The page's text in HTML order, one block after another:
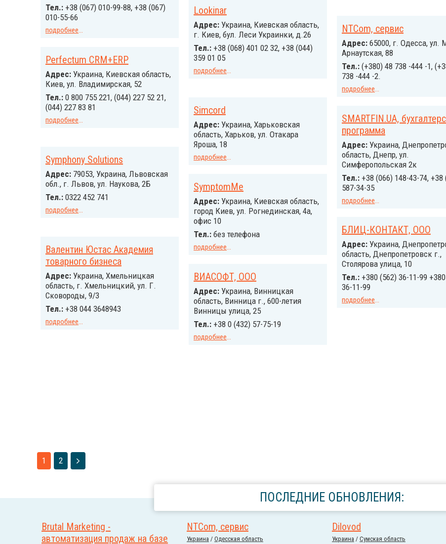
Тел.: +38 (067) 010-99-88, +38 (067)
010-55-66
подробнее...
Lookinar
Адрес: Украина, Киевская область,
г. Киев, бул. Леси Украинки, д.26
Тел.: +38 (068) 401 02 32, +38 (044)
359 01 05
подробнее...
NTCom, сервис
Адрес: 65000, г. Одесса, ул.
Арнаутская, 88
Тел.: (+380) 48 738 -444 -1,
738 -444 -2.
подробнее...
Perfectum CRM+ERP
Адрес: Украина, Киевская область,
Киев, ул. Владимирская, 52
Тел.: 0 800 755 221, (044) 227 52 21,
(044) 227 83 81
подробнее...
Simcord
Адрес: Украина, Харьковская
область, Харьков, ул. Отакара
Яроша, 18
подробнее...
SMARTFIN.UA,
программа
Адрес: Украина,
область, Днепр, ул.
Симферопольская 2к
Тел.: +38 (066) 148-43-74, +38
587-34-35
подробнее...
Symphony Solutions
Адрес: 79053, Украина, Львовская
обл., г. Львов, ул. Наукова, 2Б
Тел.: 0322 452 741
подробнее...
SymptomMe
Адрес: Украина, Киевская область,
город Киев, ул. Рогнединская, 4а,
офис 10
Тел.: без телефона
подробнее...
БЛИЦ-КОНТАКТ, ООО
Адрес: Украина,
область, Днепропетровск г.,
Столярова улица, 10
Тел.: +380 (562) 36-11-99
36-11-99
подробнее...
Валентин Юстас Академия
товарного бизнеса
Адрес: Украина, Хмельницкая
область, г. Хмельницкий, ул. Г.
Сковороды, 9/3
Тел.: +38 044 3648943
подробнее...
ВИАСОФТ, ООО
Адрес: Украина, Винницкая
область, Винница г., 600-летия
Винницы улица, 25
Тел.: +38 0 (432) 57-75-19
подробнее...
1 2
ПОСЛЕДНИЕ ОБНОВЛЕНИЯ:
Brutal Marketing -
автоматизация продаж на базе
NTCom, сервис
Украина / Одесская область
Dilovod
Украина / Сумская область